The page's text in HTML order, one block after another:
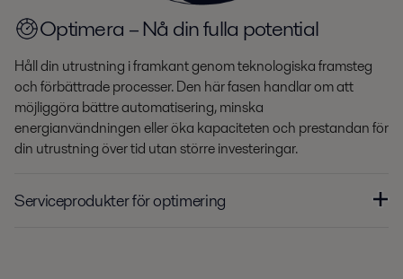
Optimera – Nå din fulla potential
Håll din utrustning i framkant genom teknologiska framsteg
och förbättrade processer. Den här fasen handlar om att
möjliggöra bättre automatisering, minska
energianvändningen eller öka kapaciteten och prestandan för
din utrustning över tid utan större investeringar.
Serviceprodukter för optimering